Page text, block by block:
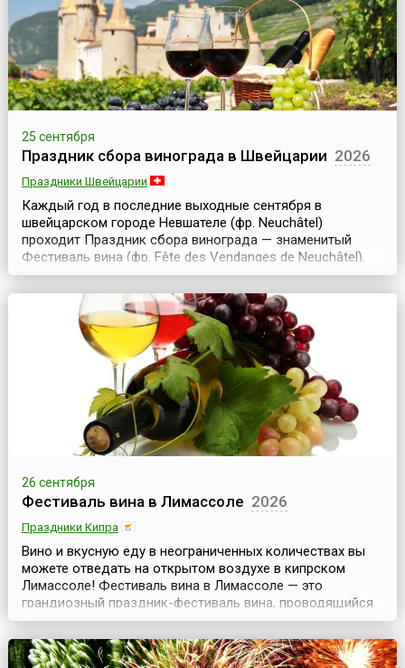
25 сентября
Праздник сбора винограда в Швейцарии 2026
Праздники Швейцарии
Каждый год в последние выходные сентября в
швейцарском городе Невшателе (фр. Neuchâtel)
проходит Праздник сбора винограда — знаменитый
Фестиваль вина (фр. Fête des Vendanges de Neuchâtel).
Три дня — с пятницы до воскресенья — кафе, бары,
уличные стойки по продаже вина и музыкальные группы
оживляют старый город и делают жизнь веселее и
праздничнее.Известно, что выращивать виноград на
горных скл...
26 сентября
Фестиваль вина в Лимассоле 2026
Праздники Кипра
Вино и вкусную еду в неограниченных количествах вы
можете отведать на открытом воздухе в кипрском
Лимассоле! Фестиваль вина в Лимассоле — это
грандиозный праздник-фестиваль вина, проводящийся
с 1961 года и длящийся примерно 10 осенних дней.
Летняя жара постепенно спадает, солнышко покрывает
теплом все вокруг, а в воздухе улавливается тонкий